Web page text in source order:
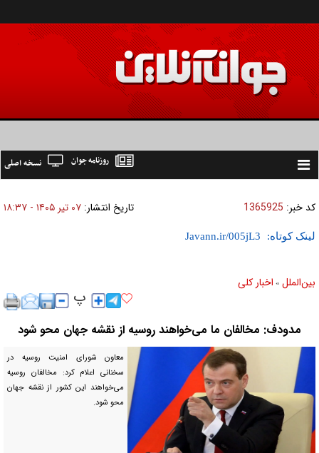
Toggle
نسخه اصلی روزنامه جوان
کد خبر: 1365925 تاریخ انتشار: ۰۷ تير ۱۴۰۵ - ۱۸:۳۷
لینک کوتاه:
بين‌الملل » اخبار كلی
مدودف: مخالفان ما می‌خواهند روسیه از نقشه جهان محو شود
معاون شورای امنیت روسیه در
سخنانی اعلام کرد: مخالفان روسیه
می‌خواهند این کشور از نقشه جهان
محو شود.